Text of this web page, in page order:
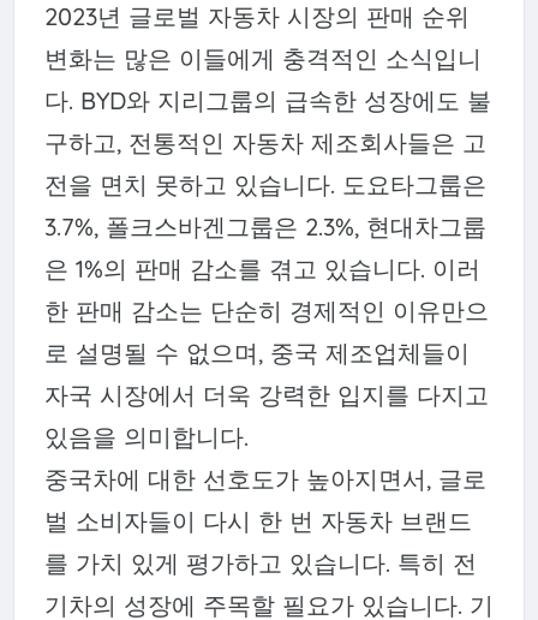
2023년 글로벌 자동차 시장의 판매 순위
변화는 많은 이들에게 충격적인 소식입니
다. BYD와 지리그룹의 급속한 성장에도 불
구하고, 전통적인 자동차 제조회사들은 고
전을 면치 못하고 있습니다. 도요타그룹은
3.7%, 폴크스바겐그룹은 2.3%, 현대차그룹
은 1%의 판매 감소를 겪고 있습니다. 이러
한 판매 감소는 단순히 경제적인 이유만으
로 설명될 수 없으며, 중국 제조업체들이
자국 시장에서 더욱 강력한 입지를 다지고
있음을 의미합니다.
중국차에 대한 선호도가 높아지면서, 글로
벌 소비자들이 다시 한 번 자동차 브랜드
를 가치 있게 평가하고 있습니다. 특히 전
기차의 성장에 주목할 필요가 있습니다. 기